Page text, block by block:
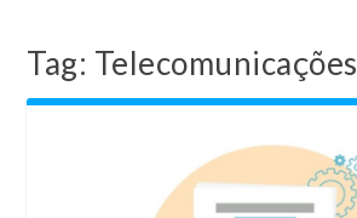
Tag: Telecomunicações